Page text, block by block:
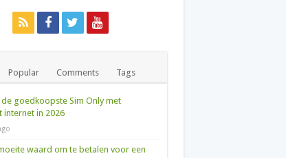
Popular Comments Tags
goedkoopste Sim Only met
internet in 2026
waard om te betalen voor een